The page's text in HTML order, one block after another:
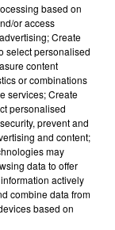
histoires de
de jeu :
des lieux,
humeur,
chercher… et
Voir plus
based on
or access
Create
select personalised
content
or combinations
services; Create
personalised
prevent and
and content;
may
data to offer
actively
combine data from
based on